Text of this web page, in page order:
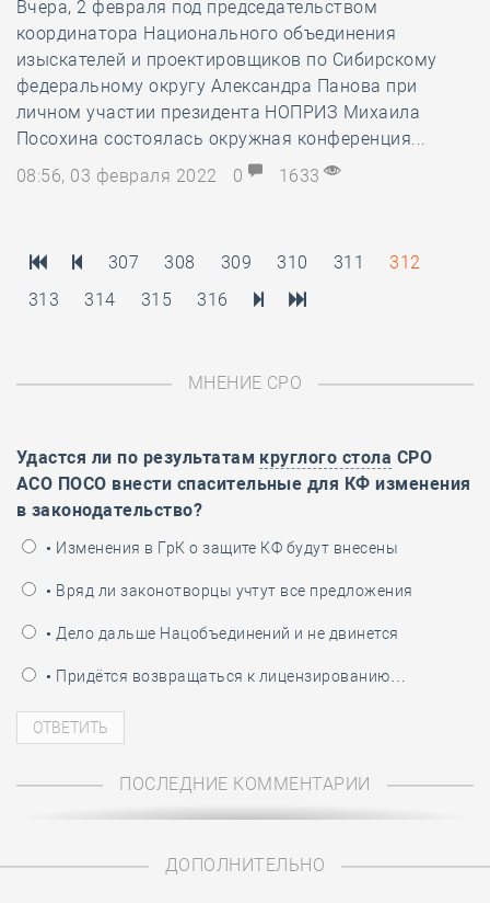
​Вчера, 2 февраля под председательством
координатора Национального объединения
изыскателей и проектировщиков по Сибирскому
федеральному округу Александра Панова при
личном участии президента НОПРИЗ Михаила
Посохина состоялась окружная конференция...
08:56, 03 февраля 2022
0 1633
307 308 309 310 311
312
313
314 315 316
МНЕНИЕ СРО
Удастся ли по результатам круглого стола СРО
АСО ПОСО внести спасительные для КФ изменения
в законодательство?
• Изменения в ГрК о защите КФ будут внесены
• Вряд ли законотворцы учтут все предложения
• Дело дальше Нацобъединений и не двинется
• Придётся возвращаться к лицензированию…
ПОСЛЕДНИЕ КОММЕНТАРИИ
ДОПОЛНИТЕЛЬНО